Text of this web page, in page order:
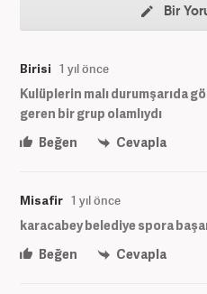
Bir
Birisi 1 yıl önce
Kulüplerin malı durumşarıda
geren bir grup olamlıydı
Beğen
Cevapla
Misafir 1 yıl önce
karacabey belediye spora
Beğen
Cevapla